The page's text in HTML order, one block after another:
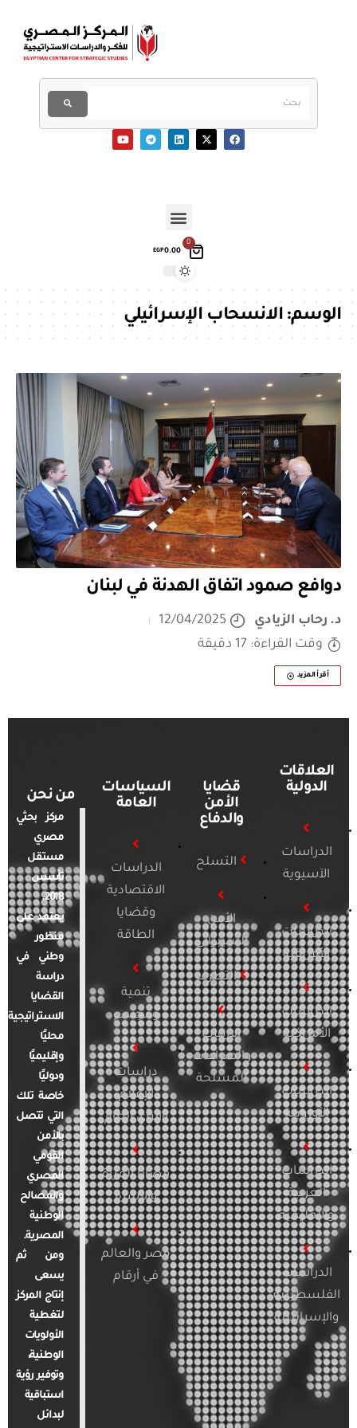
0
EGP0.00
الوسم:الانسحاب الإسرائيلي
دوافع صمود اتفاق الهدنة في لبنان
د. رحاب الزيادي
12/04/2025
وقت القراءة: 17 دقيقة
أقرأ المزيد
العلاقات
الدولية
الدراسات
الآسيوية
الدراسات
الأفريقية
الدراسات
الأمريكية
الدراسات
الأوروبية
الدراسات
العربية
والإقليمية
الدراسات
الفلسطينية
والإسرائيلية
قضايا
الأمن
والدفاع
التسلح
الأمن
السيبراني
التطرف
الإرهاب
والصراعات
المسلحة
السياسات
العامة
الدراسات
الاقتصادية
وقضايا
الطاقة
تنمية
ومجتمع
دراسات
الإعلام
والرأي العام
قضايا المرأة
والأسرة
مصر والعالم
في أرقام
من نحن
مركز بحثي
مصري
مستقل
تأسس
2018.
يعتمد على
منظور
وطني في
دراسة
القضايا
الاستراتيجية
محليًا
وإقليميًا
ودوليًا
خاصة تلك
التي تتصل
بالأمن
القومي
المصري
والمصالح
الوطنية
المصرية.
ومن ثم
يسعى
إنتاج المركز
لتغطية
الأولويات
الوطنية،
وتوفير رؤية
استباقية
لبدائل